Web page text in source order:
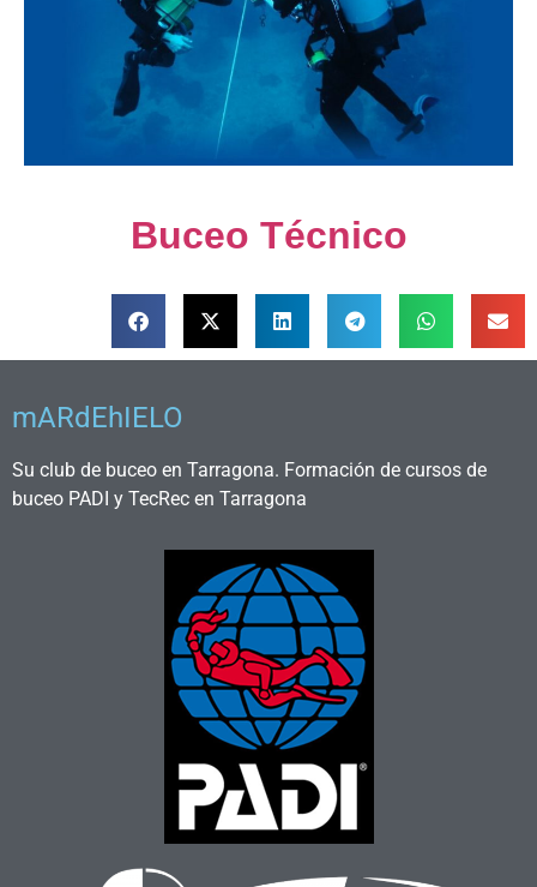
Buceo Técnico
mARdEhIELO
Su club de buceo en Tarragona. Formación de cursos de
buceo PADI y TecRec en Tarragona